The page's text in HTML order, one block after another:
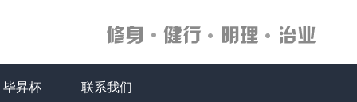
毕昇杯 联系我们